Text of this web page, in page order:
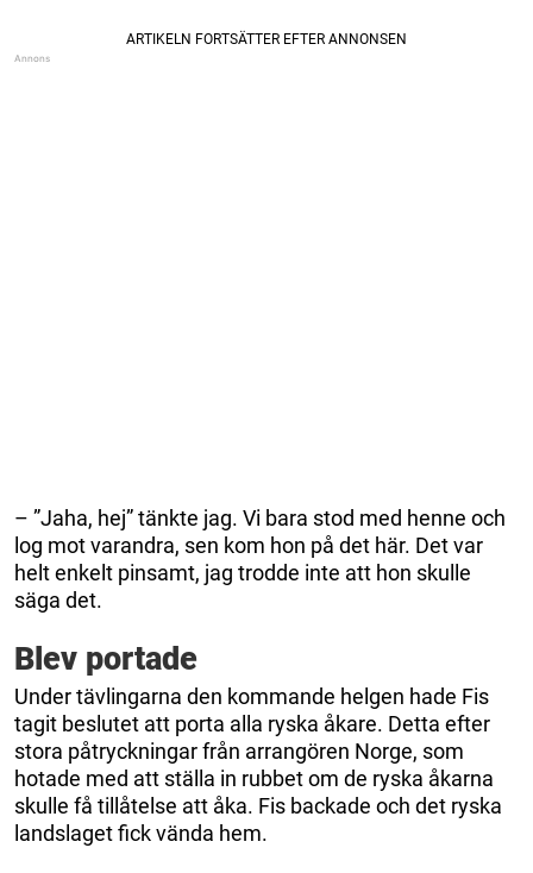
– ”Jaha, hej” tänkte jag. Vi bara stod med henne och
log mot varandra, sen kom hon på det här. Det var
helt enkelt pinsamt, jag trodde inte att hon skulle
säga det.
Blev portade
Under tävlingarna den kommande helgen hade Fis
tagit beslutet att porta alla ryska åkare. Detta efter
stora påtryckningar från arrangören Norge, som
hotade med att ställa in rubbet om de ryska åkarna
skulle få tillåtelse att åka. Fis backade och det ryska
landslaget fick vända hem.